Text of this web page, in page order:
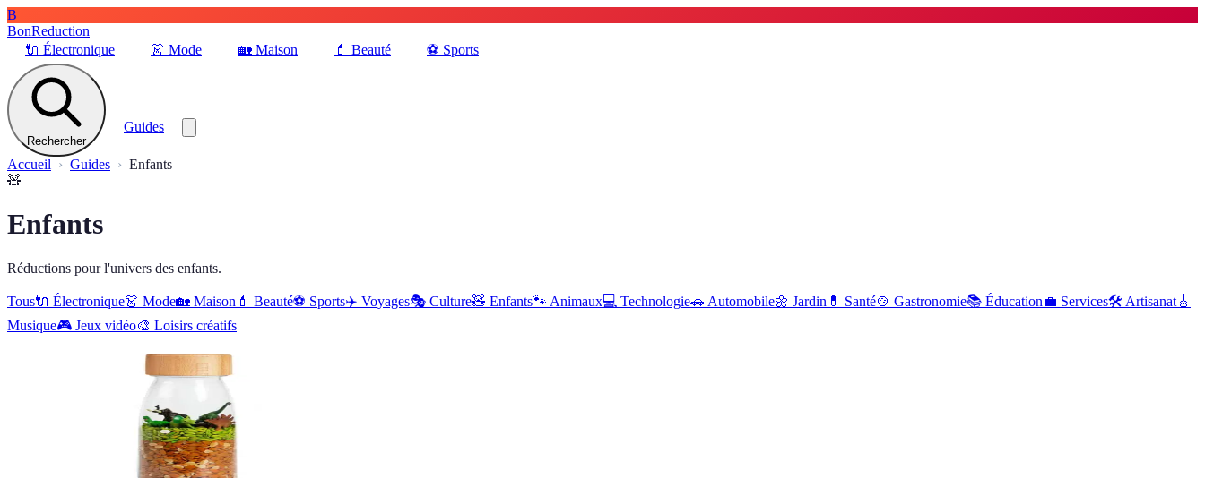
B
BonReduction
🔌 Électronique 👗 Mode 🏡 Maison 💄 Beauté ⚽️ Sports
Rechercher
Guides
Accueil Guides
Enfants
🧸
Enfants
Réductions pour l'univers des enfants.
Tous🔌 Électronique👗 Mode🏡 Maison 💄 Beauté⚽️ Sports✈️ Voyages🎭 Culture🧸 Enfants🐾 Animaux💻 Technologie🚗 Automobile🌼 Jardin 💊 Santé🍲 Gastronomie📚 Éducation💼 Services🛠 Artisanat 🎸
Musique🎮 Jeux vidéo🎨 Loisirs créatifs